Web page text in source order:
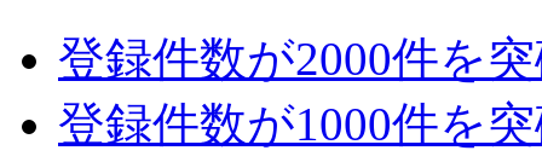
登録件数が2000件を
登録件数が1000件を